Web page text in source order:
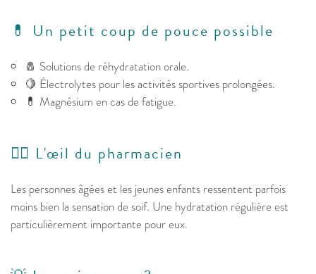
💊 Un petit coup de pouce possible
🧂 Solutions de réhydratation orale.
🍋 Électrolytes pour les activités sportives prolongées.
💊 Magnésium en cas de fatigue.
👩‍⚕️ L'œil du pharmacien
Les personnes âgées et les jeunes enfants ressentent parfois
moins bien la sensation de soif. Une hydratation régulière est
particulièrement importante pour eux.